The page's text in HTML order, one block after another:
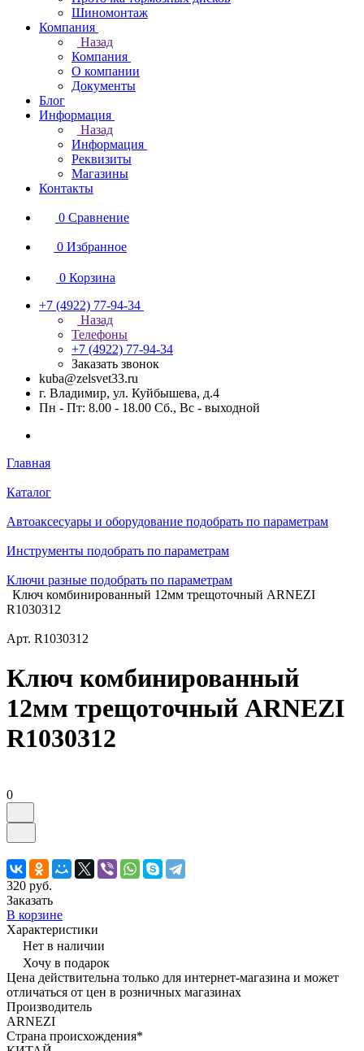
Шиномонтаж
Компания
Назад
Компания
О компании
Документы
Блог
Информация
Назад
Информация
Реквизиты
Магазины
Контакты
0 Сравнение
0 Избранное
0 Корзина
+7 (4922) 77-94-34
Назад
Телефоны
+7 (4922) 77-94-34
Заказать звонок
kuba@zelsvet33.ru
г. Владимир, ул. Куйбышева, д.4
Пн - Пт: 8.00 - 18.00 Сб., Вс - выходной
Главная
Каталог
Автоаксесуары и оборудование подобрать по параметрам
Инструменты подобрать по параметрам
Ключи разные подобрать по параметрам
Ключ комбинированный 12мм трещоточный ARNEZI
R1030312
Арт. R1030312
Ключ комбинированный
12мм трещоточный ARNEZI
R1030312
0
320 руб.
Заказать
В корзине
Характеристики
Нет в наличии
Хочу в подарок
Цена действительна только для интернет-магазина и может
отличаться от цен в розничных магазинах
Производитель
ARNEZI
Страна происхождения*